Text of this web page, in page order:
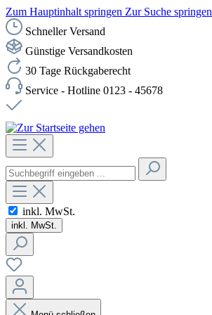
Zum Hauptinhalt springen Zur Suche springen
Schneller Versand
Günstige Versandkosten
30 Tage Rückgaberecht
Service - Hotline 0123 - 45678
inkl. MwSt.
inkl. MwSt.